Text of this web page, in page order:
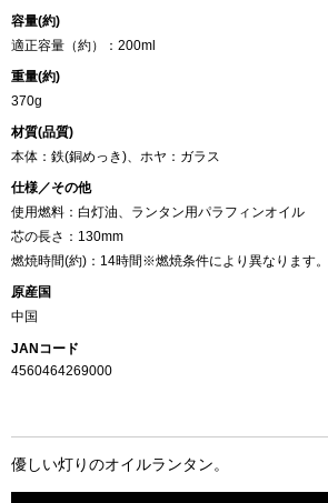
容量(約)
適正容量（約）：200ml
重量(約)
370g
材質(品質)
本体：鉄(銅めっき)、ホヤ：ガラス
仕様／その他
使用燃料：白灯油、ランタン用パラフィンオイル
芯の長さ：130mm
燃焼時間(約)：14時間※燃焼条件により異なります。
原産国
中国
JANコード
4560464269000
優しい灯りのオイルランタン。